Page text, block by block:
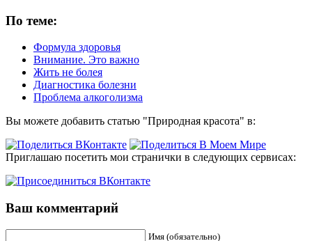
По теме:
Формула здоровья
Внимание. Это важно
Жить не болея
Диагностика болезни
Проблема алкоголизма
Вы можете добавить статью "Природная красота" в:
Приглашаю посетить мои странички в следующих сервисах:
Ваш комментарий
Имя (обязательно)